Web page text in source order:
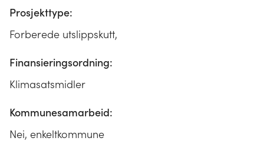
Prosjekttype:
Forberede utslippskutt,
Finansieringsordning:
Klimasatsmidler
Kommunesamarbeid:
Nei, enkeltkommune